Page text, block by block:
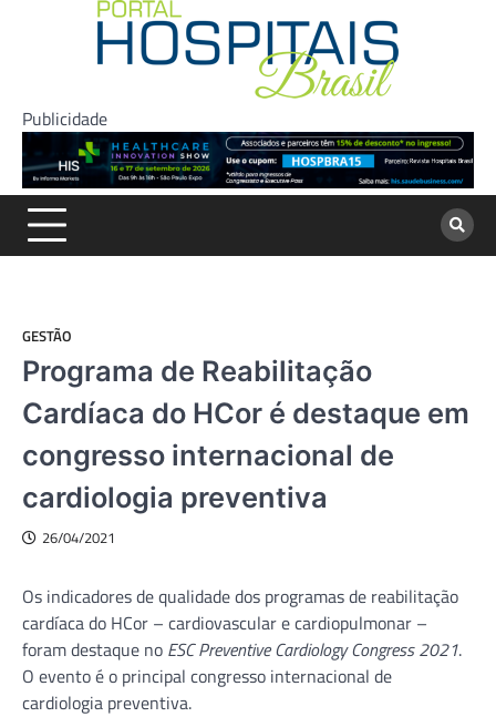
Publicidade
GESTÃO
Programa de Reabilitação
Cardíaca do HCor é destaque em
congresso internacional de
cardiologia preventiva
26/04/2021
Os indicadores de qualidade dos programas de reabilitação
cardíaca do HCor – cardiovascular e cardiopulmonar –
foram destaque no ESC Preventive Cardiology Congress 2021.
O evento é o principal congresso internacional de
cardiologia preventiva.